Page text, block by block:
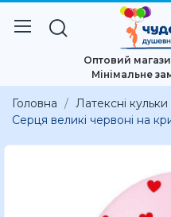
Оптовий
Мінімальне
Головна Латексні кульки
Серця великі червоні на